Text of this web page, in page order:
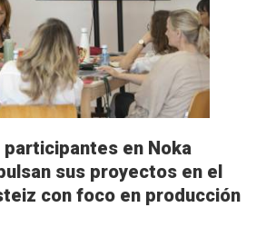
participantes en Noka
sus proyectos en el
con foco en producción